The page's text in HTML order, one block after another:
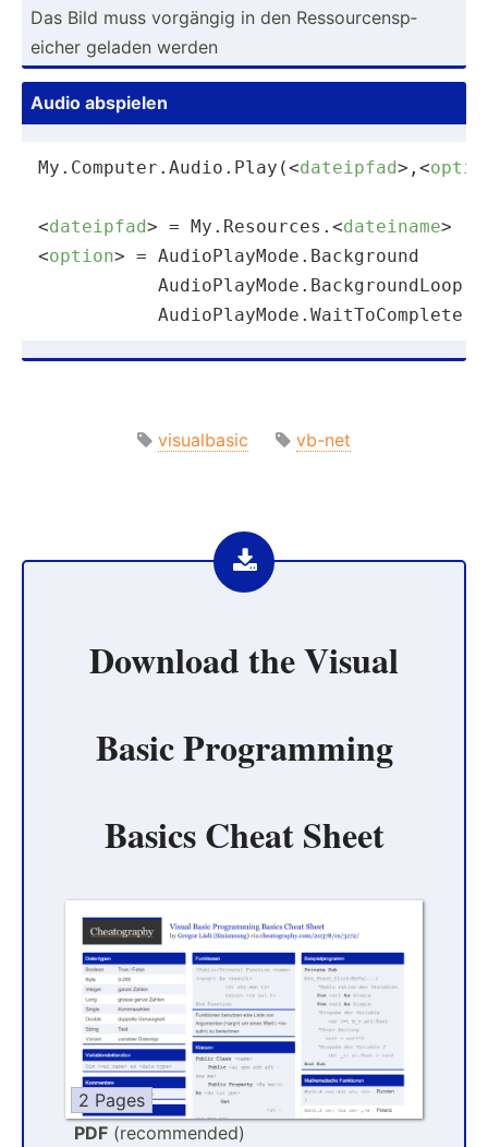
Das Bild muss vorgängig in den Ressou­rce­nsp­
eicher geladen werden
Audio abspielen
My.Computer.Audio.Play(<dateipfad> , <
<dateipfad> = My.Resources. <dateiname>
<option> = AudioPlayMode.Background
AudioPlayMode.BackgroundLoop
AudioPlayMode.WaitToComplete
visualbasic vb-net
Download theVisual
Basic Programming
Basics Cheat Sheet
2 Pages
PDF (recommended)